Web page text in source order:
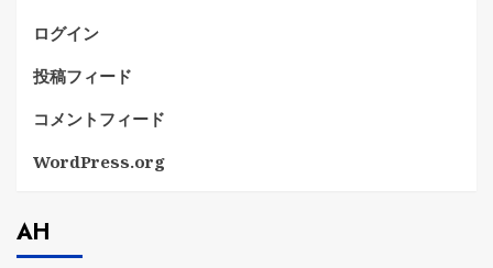
ログイン
投稿フィード
コメントフィード
WordPress.org
AH